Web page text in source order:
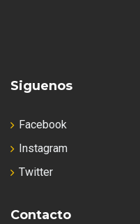
Siguenos
Facebook
Instagram
Twitter
Contacto